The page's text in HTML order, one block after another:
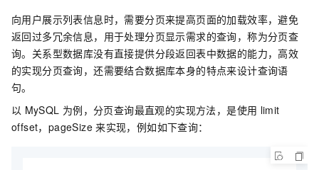
向用户展示列表信息时，需要分页来提高页面的加载效率，避免
返回过多冗余信息，用于处理分页显示需求的查询，称为分页查
询。关系型数据库没有直接提供分段返回表中数据的能力，高效
的实现分页查询，还需要结合数据库本身的特点来设计查询语
句。
以 MySQL 为例，分页查询最直观的实现方法，是使用 limit
offset，pageSize 来实现，例如如下查询：